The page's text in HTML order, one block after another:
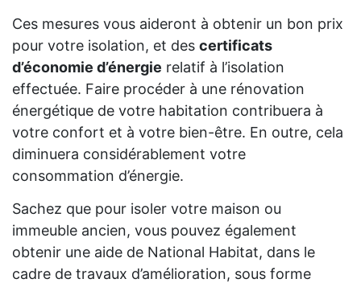
Ces mesures vous aideront à obtenir un bon prix
pour votre isolation, et des certificats
d’économie d’énergie relatif à l’isolation
effectuée. Faire procéder à une rénovation
énergétique de votre habitation contribuera à
votre confort et à votre bien-être. En outre, cela
diminuera considérablement votre
consommation d’énergie.
Sachez que pour isoler votre maison ou
immeuble ancien, vous pouvez également
obtenir une aide de National Habitat, dans le
cadre de travaux d’amélioration, sous forme